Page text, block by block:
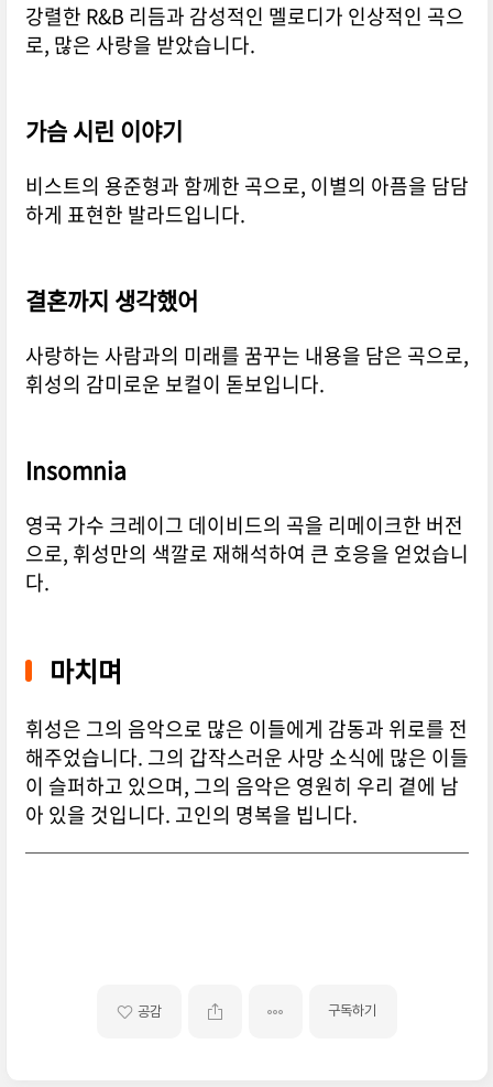
강렬한 R&B 리듬과 감성적인 멜로디가 인상적인 곡으
로, 많은 사랑을 받았습니다.
가슴 시린 이야기
비스트의 용준형과 함께한 곡으로, 이별의 아픔을 담담
하게 표현한 발라드입니다.
결혼까지 생각했어
사랑하는 사람과의 미래를 꿈꾸는 내용을 담은 곡으로,
휘성의 감미로운 보컬이 돋보입니다.
Insomnia
영국 가수 크레이그 데이비드의 곡을 리메이크한 버전
으로, 휘성만의 색깔로 재해석하여 큰 호응을 얻었습니
다.
마치며
휘성은 그의 음악으로 많은 이들에게 감동과 위로를 전
해주었습니다. 그의 갑작스러운 사망 소식에 많은 이들
이 슬퍼하고 있으며, 그의 음악은 영원히 우리 곁에 남
아 있을 것입니다. 고인의 명복을 빕니다.
공감 구독하기